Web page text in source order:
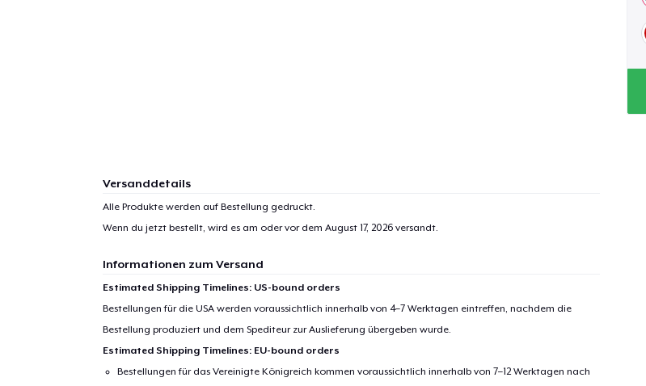
Versanddetails
Alle Produkte werden auf Bestellung gedruckt.
Wenn du jetzt bestellt, wird es am oder vor dem August 17, 2026versandt.
Informationen zum Versand
Estimated Shipping Timelines: US-bound orders
Bestellungen für die USA werden voraussichtlich innerhalb von 4–7 Werktagen eintreffen, nachdem die
Bestellung produziert und dem Spediteur zur Auslieferung übergeben wurde.
Estimated Shipping Timelines: EU-bound orders
Bestellungen für das Vereinigte Königreich kommen voraussichtlich innerhalb von 7–12 Werktagen nach